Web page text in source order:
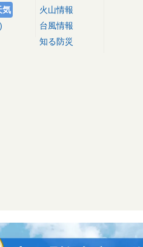
気
火山情報
台風情報
知る防災